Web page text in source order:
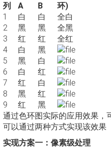
列
A
B
环)
1
白 白 全白
2
黑 黑 全黑
3
红 红 全红
4
白
黑
5
黑
白
6
白
红
7
红
白
8
黑
红
9
红
黑
通过色环图实际的应用效果，
可以通过两种方式实现该效果
实现方案一：像素级处理